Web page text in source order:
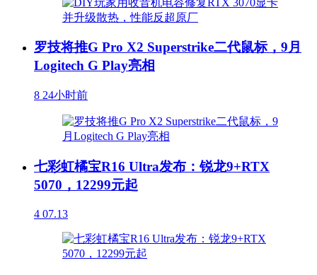
罗技将推G Pro X2 Superstrike二代鼠标，9月
Logitech G Play亮相
8 24小时前
七彩虹橘宝R16 Ultra发布：锐龙9+RTX
5070，12299元起
4 07.13